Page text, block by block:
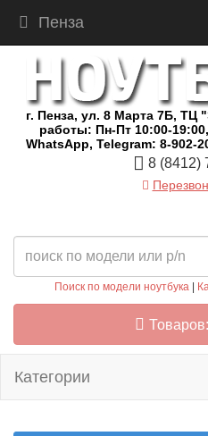
Пенза
г. Пенза, ул. 8 Марта 7Б,
работы: Пн-Пт 10:00-
WhatsApp, Telegram: 8-902-
8 (8412)
Поиск по модели ноутбука
Категории